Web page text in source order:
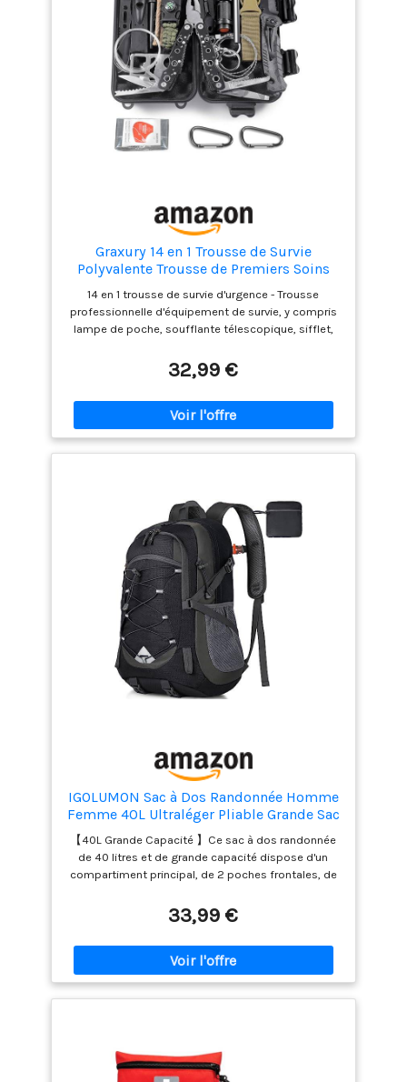
Graxury 14 en 1 Trousse de Survie
Polyvalente Trousse de Premiers Soins
l'alpinisme, Les Pierres Ignifuges
(Couteau et Pince)
14 en 1 trousse de survie d'urgence - Trousse
professionnelle d'équipement de survie, y compris
lampe de poche, soufflante télescopique, sifflet,
sécurité, papier multifonctionnel, couteau, pince à
bouteille d'eau, couverture d'urgence, engin de
pêche, pinces multifonctionnelles, etc. Facile à
transporter - Taille 20x11x6cm, poids 663g
seulement, facile à mettre dans un sac à dos ou
une voiture, peut également être utilisé pour le
chasse, exploration, survie et urgences Large
application - Vous pouvez utiliser ce kit de survie
dans de nombreuses situations: pause électrique,
camping, randonnée, pêche, chasse, alpinisme, etc.
Pour les amateurs de plein air, c'est un kit idéal et un
bon cadeau. Meilleur choix de cadeaux - nécessaire
pour le camping, la randonnée, l'aventure, la survie
et les situations d'urgence. Votre mari, votre frère
ou votre enfant pensera que c'est une bonne
chaussette ou un cadeau d'anniversaire.
32,99 €
IGOLUMON Sac à Dos Randonnée Homme
Femme 40L Ultraléger Pliable Grande Sac
à Dos Voyage Sac à Dos pour Trekking
Sport Camping,Noir
【40L Grande Capacité 】Ce sac à dos randonnée
de 40 litres et de grande capacité dispose d'un
compartiment principal, de 2 poches frontales, de
étanche en PVC pour séparer le sec de l'humide.
Espace spacieux pour les sacs de couchage, les
bâtons de trekking, l'ordinateur portable, les
vêtements, etc. 【Etanche et durable】Le sac à dos
de voyage est fabriqué en nylon de haute qualité,
résistant à la déchirure et à l'eau, facile à nettoyer,
d'offrir une durabilité à long terme pour faire face
33,99 €